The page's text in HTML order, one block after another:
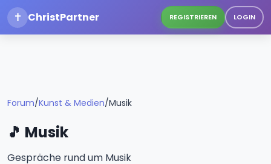
✝ ChristPartner REGISTRIEREN LOGIN
Forum/Kunst & Medien/Musik
🎵 Musik
Gespräche rund um Musik